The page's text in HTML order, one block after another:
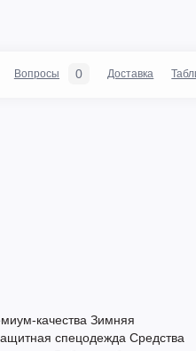
качества Зимняя
спецодежда Средства
Вопросы 0 Доставка